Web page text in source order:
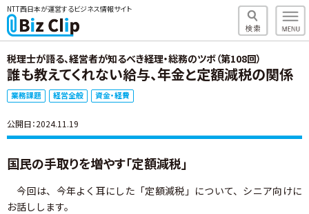
NTT西日本が運営するビジネス情報サイト
税理士が語る、経営者が知るべき経理・総務のツボ（第108回）
誰も教えてくれない給与、年金と定額減税の関係
業務課題 経営全般 資金・経費
公開日：2024.11.19
国民の手取りを増やす「定額減税」
今回は、今年よく耳にした「定額減税」について、シニア向けに
お話しします。